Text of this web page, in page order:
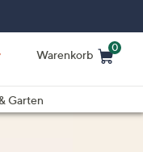
Warenkorb
0
Garten